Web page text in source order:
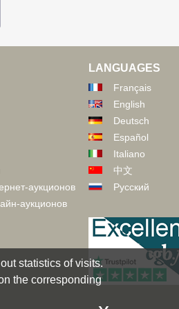
аукционов
аукционов
LANGUAGES
Français
English
Deutsch
Español
Italiano
中文
Русский
statistics of visits.
the corresponding